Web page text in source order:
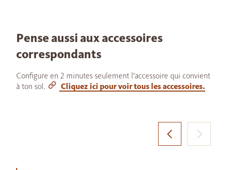
Pense aussi aux accessoires
correspondants
Configure en 2 minutes seulement l'accessoire qui convient
à ton sol.
Cliquez ici pour voir tous les accessoires.